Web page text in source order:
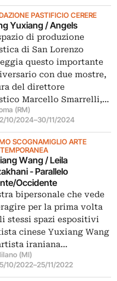
PASTIFICIO CERERE
Yuxiang / Angels
di produzione
di San Lorenzo
questo importante
con due mostre,
del direttore
Marcello Smarrelli,…
(RM)
10/2024–30/11/2024
SCOGNAMIGLIO ARTE
Wang / Leila
- Parallelo
Occidente
bipersonale che vede
per la prima volta
stessi spazi espositivi
cinese Yuxiang Wang
iraniana…
(MI)
10/2022–25/11/2022